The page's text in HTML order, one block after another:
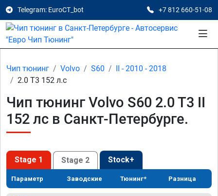
Telegram: EuroCT_bot +7 812 660-51-08
Чип тюнинг Volvo S60
II - 2010 - 2018
2.0 T3 152 л.с
Чип тюнинг Volvo S60 2.0 T3 II
152 лс в Санкт-Петербурге.
Stage 1 Stage 2 Stock+
Параметр Заводские Тюнинг* Разница